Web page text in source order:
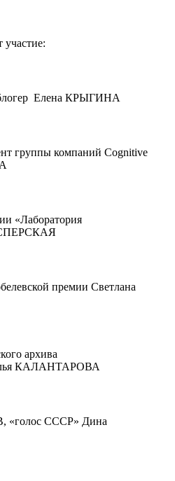
Елена КРЫГИНА
группы компаний Cognitive
«Лаборатория
премии Светлана
архива
КАЛАНТАРОВА
СССР» Дина